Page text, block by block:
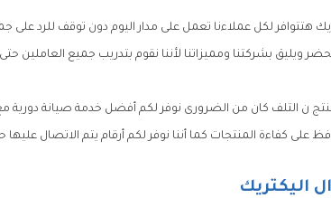
هتتوافر لكل عملاءنا تعمل على مدار اليوم دون توقف للرد على
ويليق بشركتنا ومميزاتنا لأننا نقوم بتدريب جميع العاملين
ن التلف كان من الضرورى نوفر لكم أفضل خدمة صيانة دورية
على كفاءة المنتجات كما أننا نوفر لكم أرقام يتم الاتصال عليها
اليكتريك